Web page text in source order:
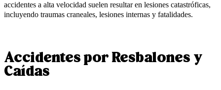
accidentes a alta velocidad suelen resultar en lesiones catastróficas,
incluyendo traumas craneales, lesiones internas y fatalidades.
Accidentes por Resbalones y
Caídas